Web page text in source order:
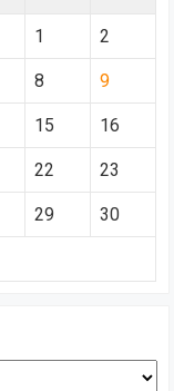
1 2
8 9
15 16
22 23
29 30